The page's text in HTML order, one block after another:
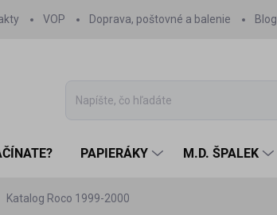
VOP Doprava, poštovné a balenie Blog
PAPIERÁKY M.D. ŠPALEK
Katalog Roco 1999-2000